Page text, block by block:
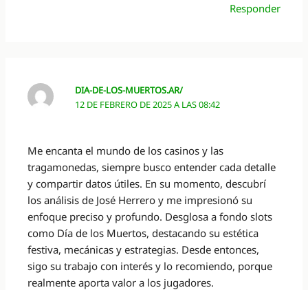
Responder
DIA-DE-LOS-MUERTOS.AR/
12 DE FEBRERO DE 2025 A LAS 08:42
Me encanta el mundo de los casinos y las
tragamonedas, siempre busco entender cada detalle
y compartir datos útiles. En su momento, descubrí
los análisis de José Herrero y me impresionó su
enfoque preciso y profundo. Desglosa a fondo slots
como Día de los Muertos, destacando su estética
festiva, mecánicas y estrategias. Desde entonces,
sigo su trabajo con interés y lo recomiendo, porque
realmente aporta valor a los jugadores.